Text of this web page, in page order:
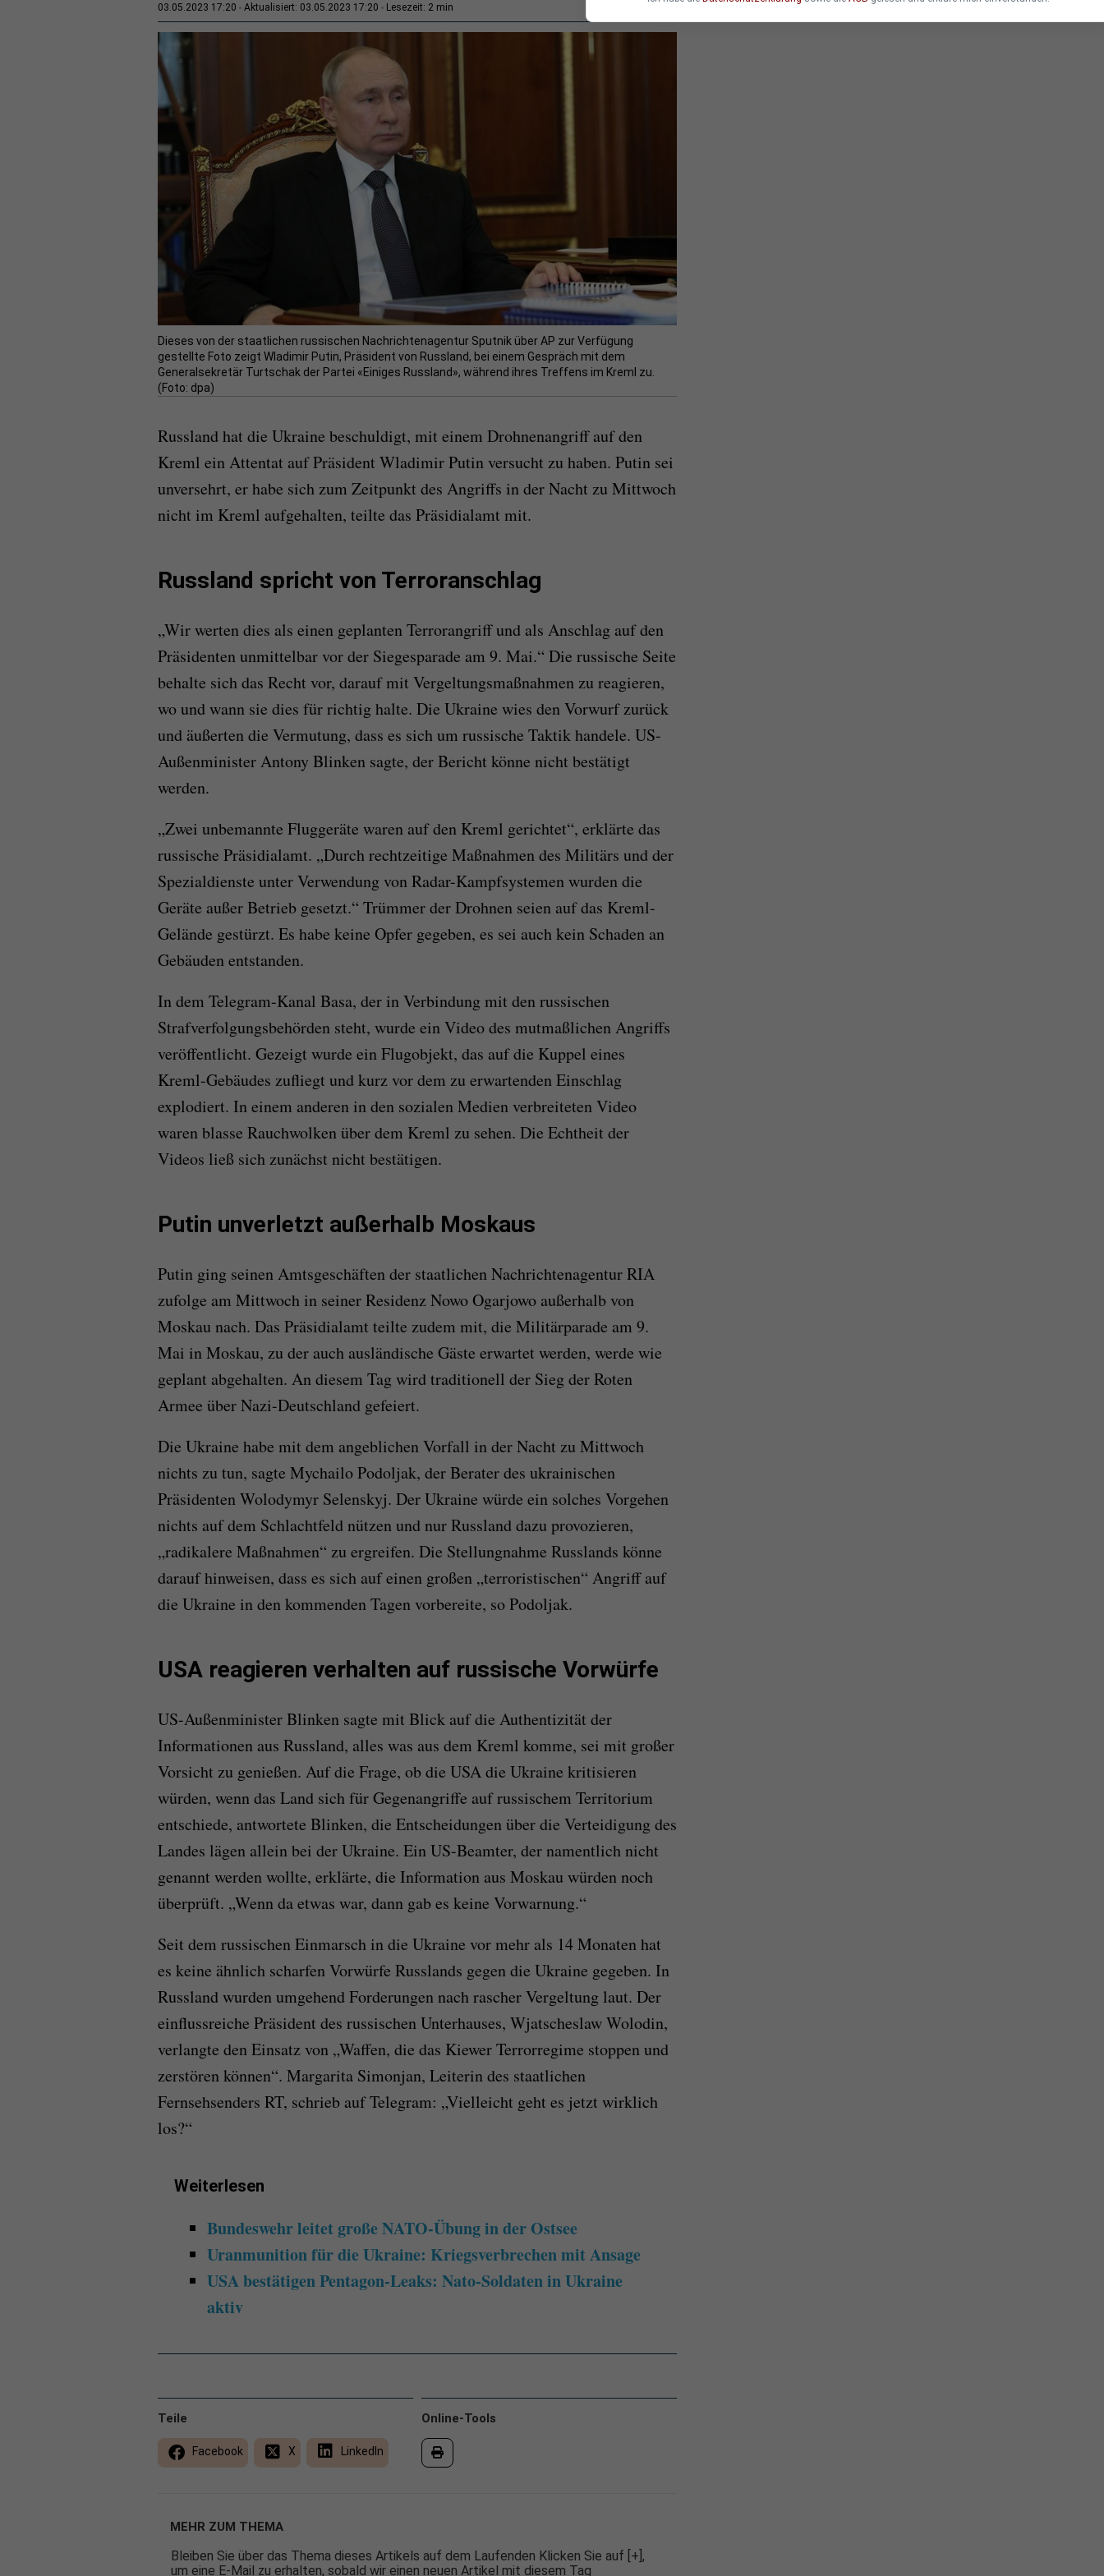
03.05.2023 17:20 Aktualisiert: 03.05.2023 17:20 Lesezeit: 2 min
Dieses von der staatlichen russischen Nachrichtenagentur Sputnik über AP zur Verfügung
gestellte Foto zeigt Wladimir Putin, Präsident von Russland, bei einem Gespräch mit dem
Generalsekretär Turtschak der Partei «Einiges Russland», während ihres Treffens im Kreml zu.
(Foto: dpa)
Russland hat die Ukraine beschuldigt, mit einem Drohnenangriff auf den
Kreml ein Attentat auf Präsident Wladimir Putin versucht zu haben. Putin sei
unversehrt, er habe sich zum Zeitpunkt des Angriffs in der Nacht zu Mittwoch
nicht im Kreml aufgehalten, teilte das Präsidialamt mit.
Russland spricht von Terroranschlag
„Wir werten dies als einen geplanten Terrorangriff und als Anschlag auf den
Präsidenten unmittelbar vor der Siegesparade am 9. Mai.“ Die russische Seite
behalte sich das Recht vor, darauf mit Vergeltungsmaßnahmen zu reagieren,
wo und wann sie dies für richtig halte. Die Ukraine wies den Vorwurf zurück
und äußerten die Vermutung, dass es sich um russische Taktik handele. US-
Außenminister Antony Blinken sagte, der Bericht könne nicht bestätigt
werden.
„Zwei unbemannte Fluggeräte waren auf den Kreml gerichtet“, erklärte das
russische Präsidialamt. „Durch rechtzeitige Maßnahmen des Militärs und der
Spezialdienste unter Verwendung von Radar-Kampfsystemen wurden die
Geräte außer Betrieb gesetzt.“ Trümmer der Drohnen seien auf das Kreml-
Gelände gestürzt. Es habe keine Opfer gegeben, es sei auch kein Schaden an
Gebäuden entstanden.
In dem Telegram-Kanal Basa, der in Verbindung mit den russischen
Strafverfolgungsbehörden steht, wurde ein Video des mutmaßlichen Angriffs
veröffentlicht. Gezeigt wurde ein Flugobjekt, das auf die Kuppel eines
Kreml-Gebäudes zufliegt und kurz vor dem zu erwartenden Einschlag
explodiert. In einem anderen in den sozialen Medien verbreiteten Video
waren blasse Rauchwolken über dem Kreml zu sehen. Die Echtheit der
Videos ließ sich zunächst nicht bestätigen.
Putin unverletzt außerhalb Moskaus
Putin ging seinen Amtsgeschäften der staatlichen Nachrichtenagentur RIA
zufolge am Mittwoch in seiner Residenz Nowo Ogarjowo außerhalb von
Moskau nach. Das Präsidialamt teilte zudem mit, die Militärparade am 9.
Mai in Moskau, zu der auch ausländische Gäste erwartet werden, werde wie
geplant abgehalten. An diesem Tag wird traditionell der Sieg der Roten
Armee über Nazi-Deutschland gefeiert.
Die Ukraine habe mit dem angeblichen Vorfall in der Nacht zu Mittwoch
nichts zu tun, sagte Mychailo Podoljak, der Berater des ukrainischen
Präsidenten Wolodymyr Selenskyj. Der Ukraine würde ein solches Vorgehen
nichts auf dem Schlachtfeld nützen und nur Russland dazu provozieren,
„radikalere Maßnahmen“ zu ergreifen. Die Stellungnahme Russlands könne
darauf hinweisen, dass es sich auf einen großen „terroristischen“ Angriff auf
die Ukraine in den kommenden Tagen vorbereite, so Podoljak.
USA reagieren verhalten auf russische Vorwürfe
US-Außenminister Blinken sagte mit Blick auf die Authentizität der
Informationen aus Russland, alles was aus dem Kreml komme, sei mit großer
Vorsicht zu genießen. Auf die Frage, ob die USA die Ukraine kritisieren
würden, wenn das Land sich für Gegenangriffe auf russischem Territorium
entschiede, antwortete Blinken, die Entscheidungen über die Verteidigung des
Landes lägen allein bei der Ukraine. Ein US-Beamter, der namentlich nicht
genannt werden wollte, erklärte, die Information aus Moskau würden noch
überprüft. „Wenn da etwas war, dann gab es keine Vorwarnung.“
Seit dem russischen Einmarsch in die Ukraine vor mehr als 14 Monaten hat
es keine ähnlich scharfen Vorwürfe Russlands gegen die Ukraine gegeben. In
Russland wurden umgehend Forderungen nach rascher Vergeltung laut. Der
einflussreiche Präsident des russischen Unterhauses, Wjatscheslaw Wolodin,
verlangte den Einsatz von „Waffen, die das Kiewer Terrorregime stoppen und
zerstören können“. Margarita Simonjan, Leiterin des staatlichen
Fernsehsenders RT, schrieb auf Telegram: „Vielleicht geht es jetzt wirklich
los?“
Weiterlesen
Bundeswehr leitet große NATO-Übung in der Ostsee
Uranmunition für die Ukraine: Kriegsverbrechen mit Ansage
USA bestätigen Pentagon-Leaks: Nato-Soldaten in Ukraine
aktiv
Online-Tools
Teile
Facebook X LinkedIn
MEHR ZUM THEMA
Bleiben Sie über das Thema dieses Artikels auf dem Laufenden Klicken Sie auf [+],
um eine E-Mail zu erhalten, sobald wir einen neuen Artikel mit diesem Tag